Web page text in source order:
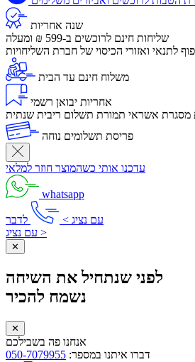
שנה אחריות
שליחות חינם לרוכשים ב-599 ₪ ומעלה
לתנאי ואזורי הכיסוי של חברת השליחויות
משלוח חינם עד הבית
אחריות יבואן רשמי
פריסת תשלומים נוחה
עדכנו אותי כשהמוצר חוזר למלאי
whatsapp
עם נציג >
לדבר
עם נציג >
✕
לפני שנתחיל את השיחה
נשמח להכיר
✕
אנחנו פה בשבילכם
דברו איתנו במספר: 050-7079955